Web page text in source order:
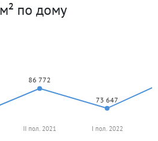
по дому
86 772
73 647
II пол. 2021 I пол. 2022